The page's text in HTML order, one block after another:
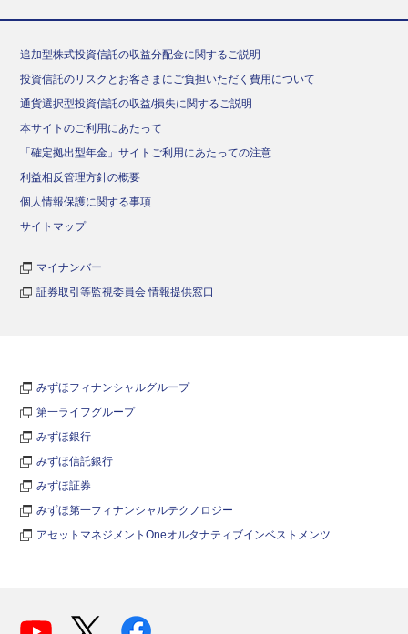
追加型株式投資信託の収益分配金に関するご説明
投資信託のリスクとお客さまにご負担いただく費用について
通貨選択型投資信託の収益/損失に関するご説明
本サイトのご利用にあたって
「確定拠出型年金」サイトご利用にあたっての注意
利益相反管理方針の概要
個人情報保護に関する事項
サイトマップ
マイナンバー
証券取引等監視委員会 情報提供窓口
みずほフィナンシャルグループ
第一ライフグループ
みずほ銀行
みずほ信託銀行
みずほ証券
みずほ第一フィナンシャルテクノロジー
アセットマネジメントOneオルタナティブインベストメンツ